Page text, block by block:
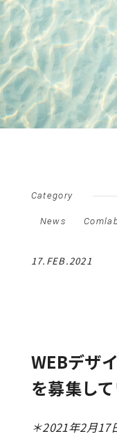
News ニュー
Category
News
17.FEB.2021
WEBデザ
を募集し
＊2021年2月